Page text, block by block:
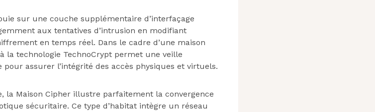
sur une couche supplémentaire d’interfaçage
aux tentatives d’intrusion en modifiant
en temps réel. Dans le cadre d’une maison
la technologie TechnoCrypt permet une veille
assurer l’intégrité des accès physiques et virtuels.
la Maison Cipher illustre parfaitement la convergence
sécuritaire. Ce type d’habitat intègre un réseau